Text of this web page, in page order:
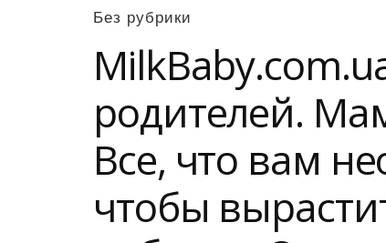
Без рубрики
родителей.
Все, что вам
чтобы